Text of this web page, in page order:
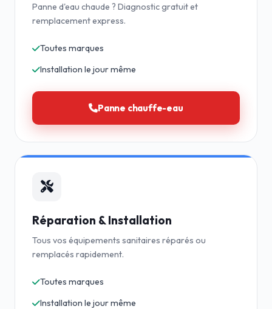
Panne d'eau chaude ? Diagnostic gratuit et
remplacement express.
Toutes marques
Installation le jour même
Panne chauffe-eau
Réparation & Installation
Tous vos équipements sanitaires réparés ou
remplacés rapidement.
Toutes marques
Installation le jour même